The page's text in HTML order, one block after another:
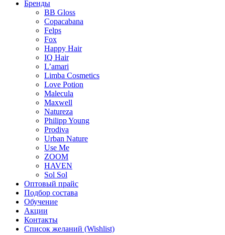
Бренды
BB Gloss
Copacabana
Felps
Fox
Happy Hair
IQ Hair
L’amari
Limba Cosmetics
Love Potion
Malecula
Maxwell
Natureza
Philipp Young
Prodiva
Urban Nature
Use Me
ZOOM
HAVEN
Sol Sol
Оптовый прайс
Подбор состава
Обучение
Акции
Контакты
Список желаний (Wishlist)